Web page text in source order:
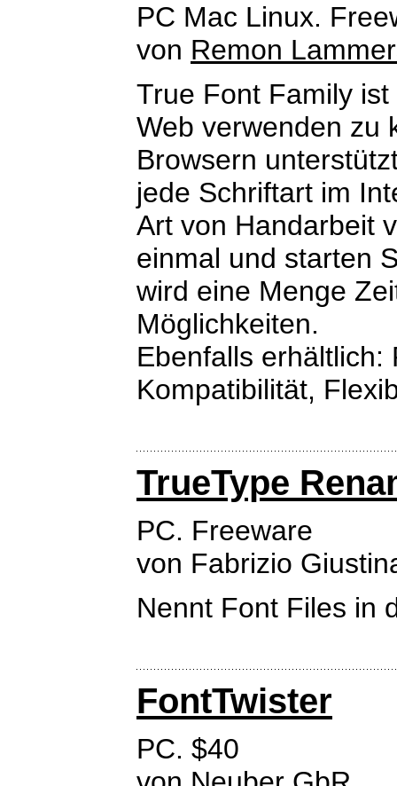
PC Mac Linux.
von Remon
True Font Family
Web verwenden zu
Browsern
jede Schriftart im
Art von Handarbeit
einmal und starten
wird eine Menge
Möglichkeiten.
Ebenfalls erhältlich:
Kompatibilität,
TrueType
PC. Freeware
von Fabrizio
Nennt Font Files in
FontTwister
PC. $40